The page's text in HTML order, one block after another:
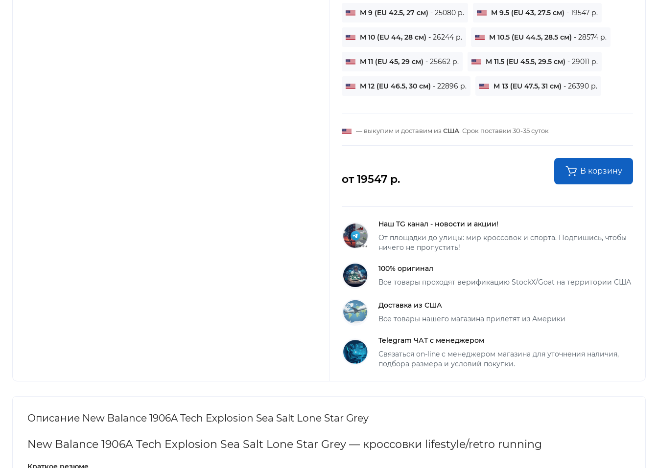
M 9 (EU 42.5, 27 см) - 25080 р. M 9.5 (EU 43, 27.5 см) - 19547 р.
M 10 (EU 44, 28 см) - 26244 р. M 10.5 (EU 44.5, 28.5 см) - 28574 р.
M 11 (EU 45, 29 см) - 25662 р. M 11.5 (EU 45.5, 29.5 см) - 29011 р.
M 12 (EU 46.5, 30 см) - 22896 р. M 13 (EU 47.5, 31 см) - 26390 р.
— выкупим и доставим из США . Срок поставки 30-35 суток
от 19547 р.
В корзину
Наш TG канал - новости и акции!
От площадки до улицы: мир кроссовок и спорта. Подпишись, чтобы
ничего не пропустить!
100% оригинал
Все товары проходят верификацию StockX/Goat на территории США
Доставка из США
Все товары нашего магазина прилетят из Америки
Telegram ЧАТ с менеджером
Связаться on-line с менеджером магазина для уточнения наличия,
подбора размера и условий покупки.
Описание New Balance 1906A Tech Explosion Sea Salt Lone Star Grey
New Balance 1906A Tech Explosion Sea Salt Lone Star Grey — кроссовки lifestyle/retro running